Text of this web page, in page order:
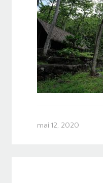
mai 12, 2020